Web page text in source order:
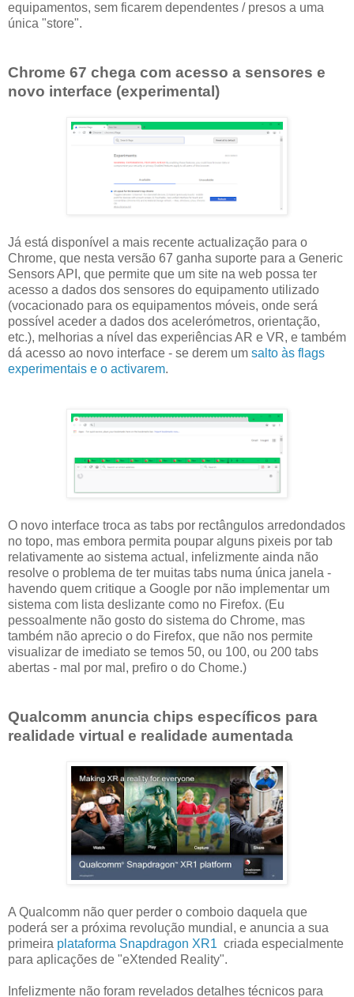
equipamentos, sem ficarem dependentes / presos a uma
única "store".
Chrome 67 chega com acesso a sensores e
novo interface (experimental)
Já está disponível a mais recente actualização para o
Chrome, que nesta versão 67 ganha suporte para a Generic
Sensors API, que permite que um site na web possa ter
acesso a dados dos sensores do equipamento utilizado
(vocacionado para os equipamentos móveis, onde será
possível aceder a dados dos acelerómetros, orientação,
etc.), melhorias a nível das experiências AR e VR, e também
dá acesso ao novo interface - se derem um salto às flags
experimentais e o activarem.
O novo interface troca as tabs por rectângulos arredondados
no topo, mas embora permita poupar alguns pixeis por tab
relativamente ao sistema actual, infelizmente ainda não
resolve o problema de ter muitas tabs numa única janela -
havendo quem critique a Google por não implementar um
sistema com lista deslizante como no Firefox. (Eu
pessoalmente não gosto do sistema do Chrome, mas
também não aprecio o do Firefox, que não nos permite
visualizar de imediato se temos 50, ou 100, ou 200 tabs
abertas - mal por mal, prefiro o do Chome.)
Qualcomm anuncia chips específicos para
realidade virtual e realidade aumentada
A Qualcomm não quer perder o comboio daquela que
poderá ser a próxima revolução mundial, e anuncia a sua
primeira plataforma Snapdragon XR1 criada especialmente
para aplicações de "eXtended Reality".
Infelizmente não foram revelados detalhes técnicos para